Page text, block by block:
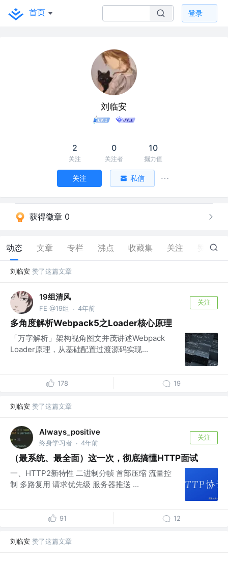
首页 登录
刘临安
2
关注
0
关注者
10
掘力值
关注 私信
获得徽章 0
动态 文章 专栏 沸点 收藏集 关注 10
刘临安 赞了这篇文章
19组清风
FE @19组 · 4年前
关注
多角度解析Webpack5之Loader核心原理
「万字解析」架构视角图文并茂讲述Webpack
Loader原理，从基础配置过渡源码实现...
178 19
刘临安 赞了这篇文章
Always_positive
终身学习者 · 4年前
关注
（最系统、最全面）这一次，彻底搞懂HTTP面试
一、HTTP2新特性 二进制分帧 首部压缩 流量控
制 多路复用 请求优先级 服务器推送 ...
91 12
刘临安 赞了这篇文章